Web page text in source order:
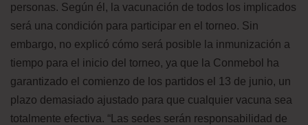
personas. Según él, la vacunación de todos los implicados
será una condición para participar en el torneo. Sin
embargo, no explicó cómo será posible la inmunización a
tiempo para el inicio del torneo, ya que la Conmebol ha
garantizado el comienzo de los partidos el 13 de junio, un
plazo demasiado ajustado para que cualquier vacuna sea
totalmente efectiva. “Las sedes serán responsabilidad de